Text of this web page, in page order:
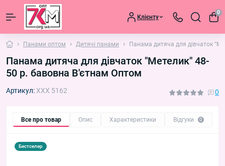
Клієнту
0
Панами оптом Дитячі панами Панама дитяча для дівчаток
Панама дитяча для дівчаток "Метелик" 48-
50 р. бавовна В'єтнам Оптом
Артикул:XXX 5162 0
Все про товар Опис Характеристики Відгуки 0
Бестселер